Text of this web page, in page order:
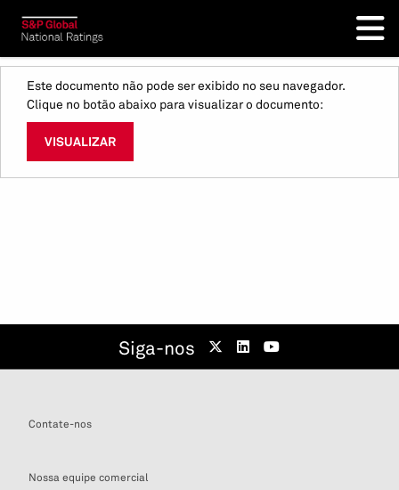
Este documento não pode ser exibido no seu navegador.
Clique no botão abaixo para visualizar o documento:
VISUALIZAR
Siga-nos
Contate-nos
Nossa equipe comercial